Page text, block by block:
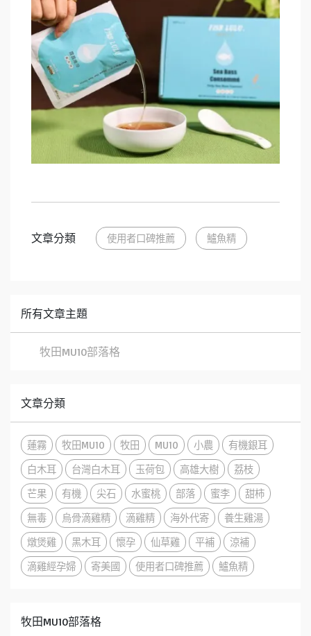
文章分類 使用者口碑推薦 鱸魚精
所有文章主題
牧田MU10部落格
文章分類
蓮霧 牧田MU10 牧田 MU10 小農
有機銀耳
白木耳
台灣白木耳 玉荷包 高雄大樹
荔枝
芒果
有機 尖石 水蜜桃 部落 蜜李
甜柿
無毒
烏骨滴雞精 滴雞精 海外代寄
養生雞湯
燉煲雞
黑木耳 懷孕 仙草雞 平補
涼補
滴雞經孕婦
寄美國 使用者口碑推薦 鱸魚精
牧田MU10部落格